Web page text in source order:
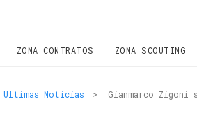
ZONA CONTRATOS ZONA SCOUTING
Ultimas Noticias >
Gianmarco Zigoni